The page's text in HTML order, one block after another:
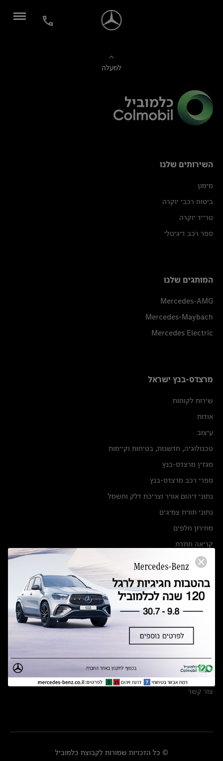
למעלה
השירותים שלנו
מימון
ביטוח רכבי יוקרה
טרייד יוקרה
ספר רכב דיגיטלי
המותגים שלנו
Mercedes-AMG
Mercedes-Maybach
Mercedes Electric
מרצדס-בנץ ישראל
שירות לקוחות
אודות
עיצוב
טכנולוגיה, חדשנות, בטיחות וקיימות
מגזין מרצדס-בנץ
ספרי רכב מרצדס-בנץ
נתוני זיהום אוויר וצריכת דלק וחשמל
נתוני תווית צמיגים
מחירון חלפים
קריאה חוזרת
הודעה על הטבות לרכבי מרצדס בהסדר פשרה בתצ 56447-02-19
תקנון ימי מכירות 120 לכלמוביל
מצאו אותנו
אולמות תצוגה
מרכזי שירות
צור קשר
© כל הזכויות שמורות לקבוצת כלמוביל